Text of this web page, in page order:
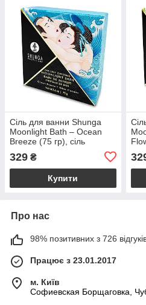
Сіль для ванни Shunga
Moonlight Bath – Ocean
Breeze (75 гр), сіль
ароматичні олії
329 ₴
Купити
Про нас
98% позитивних з 726
Працює з 23.01.2017
м. Київ
Софиевская Борщаговка,